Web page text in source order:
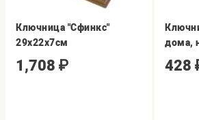
Ключница "Сфинкс"
29х22х7см
1,708 ₽
дома,
428